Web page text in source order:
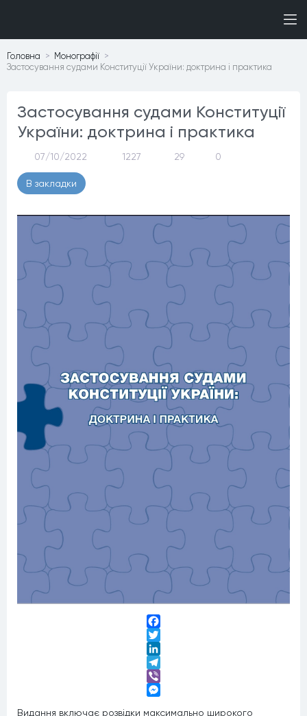
Головна
Монографiї
Застосування судами Конституції України: доктрина і практика
Застосування судами Конституції
України: доктрина і практика
07/10/2022 1227 29 0
В закладки
Facebook
Twitter
LinkedIn
Telegram
Viber
Видання включає розвідки максимально широкого